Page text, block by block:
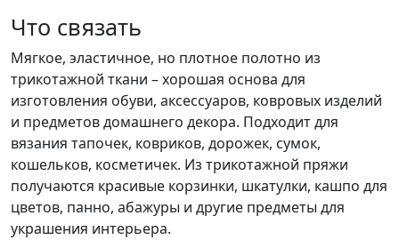
Что связать
Мягкое, эластичное, но плотное полотно из
трикотажной ткани – хорошая основа для
изготовления обуви, аксессуаров, ковровых изделий
и предметов домашнего декора. Подходит для
вязания тапочек, ковриков, дорожек, сумок,
кошельков, косметичек. Из трикотажной пряжи
получаются красивые корзинки, шкатулки, кашпо для
цветов, панно, абажуры и другие предметы для
украшения интерьера.